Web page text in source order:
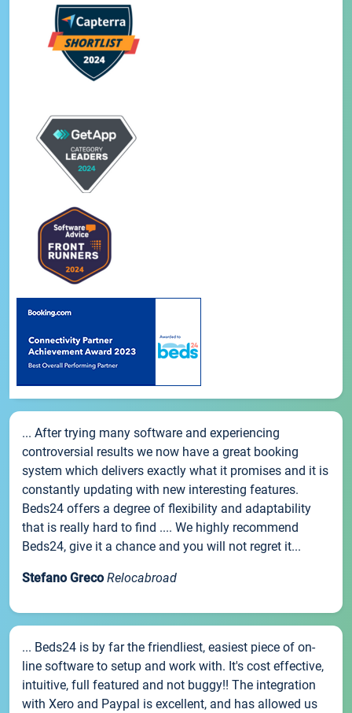
... After trying many software and experiencing
controversial results we now have a great booking
system which delivers exactly what it promises and it is
constantly updating with new interesting features.
Beds24 offers a degree of flexibility and adaptability
that is really hard to find .... We highly recommend
Beds24, give it a chance and you will not regret it...
Stefano Greco Relocabroad
... Beds24 is by far the friendliest, easiest piece of on-
line software to setup and work with. It's cost effective,
intuitive, full featured and not buggy!! The integration
with Xero and Paypal is excellent, and has allowed us